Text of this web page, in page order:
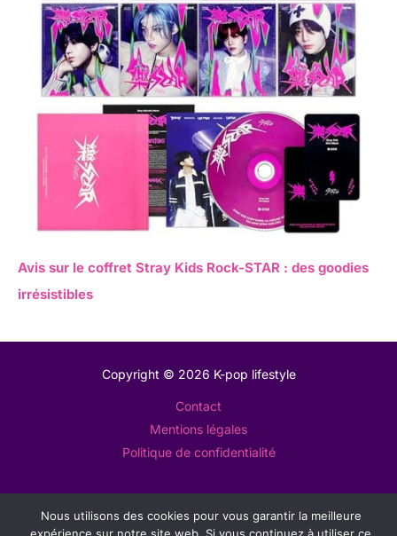
Avis sur le coffret Stray Kids Rock-STAR : des goodies
irrésistibles
Copyright © 2026 K-pop lifestyle
Contact
Mentions légales
Politique de confidentialité
Nous utilisons des cookies pour vous garantir la meilleure